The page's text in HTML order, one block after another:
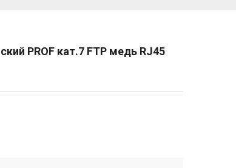
PROF кат.7 FTP медь RJ45